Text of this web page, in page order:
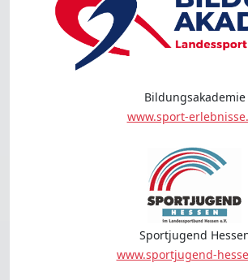
Bildungsakademie
www.sport-
Sportjugend
www.sportjugend-